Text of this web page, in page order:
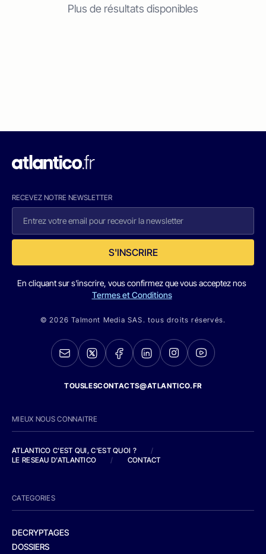
Plus de résultats disponibles
RECEVEZ NOTRE NEWSLETTER
S'INSCRIRE
En cliquant sur s'inscrire, vous confirmez que vous acceptez nos
Termes et Conditions
© 2026 Talmont Media SAS. tous droits réservés.
TOUSLESCONTACTS@ATLANTICO.FR
MIEUX NOUS CONNAITRE
ATLANTICO C'EST QUI, C'EST QUOI ?
/
LE RESEAU D'ATLANTICO
/ CONTACT
CATEGORIES
DECRYPTAGES
DOSSIERS